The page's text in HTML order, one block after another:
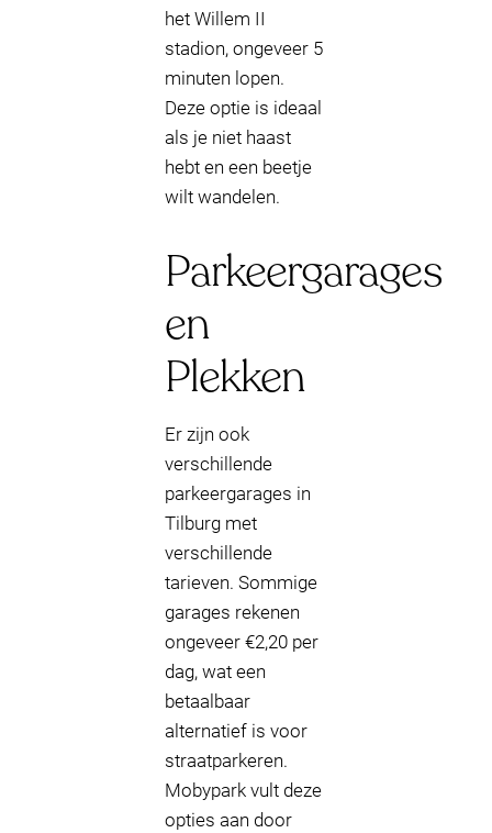
het Willem II
stadion, ongeveer 5
minuten lopen.
Deze optie is ideaal
als je niet haast
hebt en een beetje
wilt wandelen.
Parkeergarages
en
Plekken
Er zijn ook
verschillende
parkeergarages in
Tilburg met
verschillende
tarieven. Sommige
garages rekenen
ongeveer €2,20 per
dag, wat een
betaalbaar
alternatief is voor
straatparkeren.
Mobypark vult deze
opties aan door